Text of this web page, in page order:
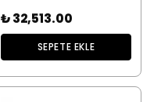
₺ 32,513.00
SEPETE EKLE